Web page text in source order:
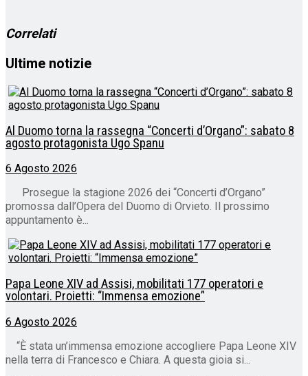
Correlati
Ultime notizie
Al Duomo torna la rassegna “Concerti d’Organo”: sabato 8
agosto protagonista Ugo Spanu
6 Agosto 2026
Prosegue la stagione 2026 dei “Concerti d’Organo”
promossa dall’Opera del Duomo di Orvieto. Il prossimo
appuntamento è...
Papa Leone XIV ad Assisi, mobilitati 177 operatori e
volontari. Proietti: “Immensa emozione”
6 Agosto 2026
“È stata un’immensa emozione accogliere Papa Leone XIV
nella terra di Francesco e Chiara. A questa gioia si...